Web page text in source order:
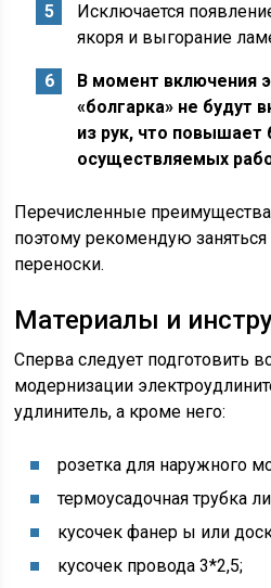
Исключается
якоря и выгорание
В момент включения
«болгарка» не будут
из рук, что повышает
осуществляемых
Перечисленные
поэтому рекомендую
переноски.
Материалы и
Сперва следует подготовить
модернизации
удлинитель, а кроме него:
розетка для наружного
термоусадочная трубка
кусочек фанер ы или
кусочек провода 3*2,5;